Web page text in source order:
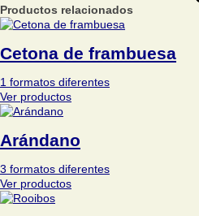
Productos relacionados
Cetona de frambuesa
1 formatos diferentes
Ver productos
Arándano
3 formatos diferentes
Ver productos